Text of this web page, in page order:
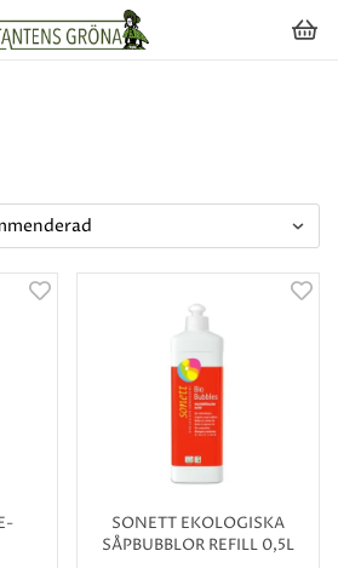
SONETT EKOLOGISKA
SÅPBUBBLOR REFILL 0,5L